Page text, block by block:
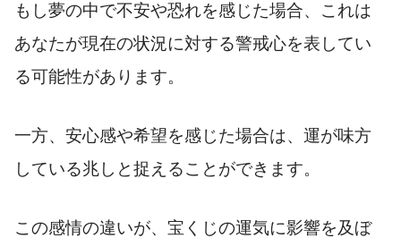
もし夢の中で不安や恐れを感じた場合、これは
あなたが現在の状況に対する警戒心を表してい
る可能性があります。
一方、安心感や希望を感じた場合は、運が味方
している兆しと捉えることができます。
この感情の違いが、宝くじの運気に影響を及ぼ